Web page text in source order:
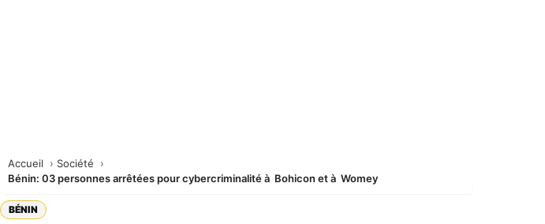
Accueil
Société
Bénin: 03 personnes arrêtées pour cybercriminalité à Bohicon et à Womey
BÉNIN